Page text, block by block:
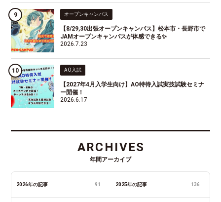
オープンキャンパス
【8/29,30出張オープンキャンパス】松本市・長野市で
JAMオープンキャンパスが体感できる✨
2026.7.23
AO入試
【2027年4月入学生向け】AO特待入試実技試験セミナ
ー開催！
2026.6.17
ARCHIVES
年間アーカイブ
2026年の記事 91 2025年の記事 136